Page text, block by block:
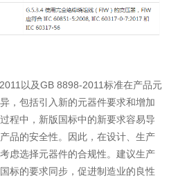
以及GB 8898-2011标准在产品元
，包括引入新的元器件要求和增加
程中，新版国标中的新要求容易导
品的安全性。因此，在设计、生产
虑选择元器件的合规性。建议生产
标的要求同步，促进制造业的良性